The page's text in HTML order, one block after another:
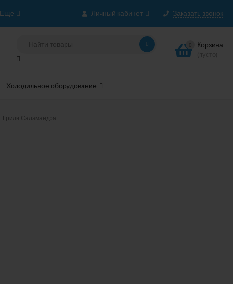
Личный кабинет Заказать звонок
Еще
Корзина
Холодильное оборудование
Грили Саламандра